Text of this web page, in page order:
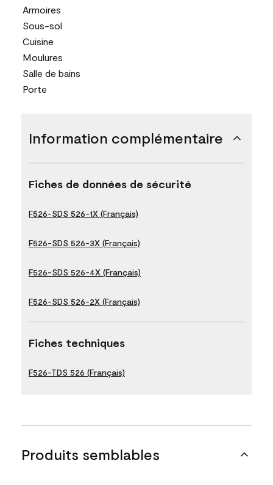
Armoires
Sous-sol
Cuisine
Moulures
Salle de bains
Porte
Information complémentaire
Fiches de données de sécurité
F526-SDS 526-1X (Français)
F526-SDS 526-3X (Français)
F526-SDS 526-4X (Français)
F526-SDS 526-2X (Français)
Fiches techniques
F526-TDS 526 (Français)
Produits semblables